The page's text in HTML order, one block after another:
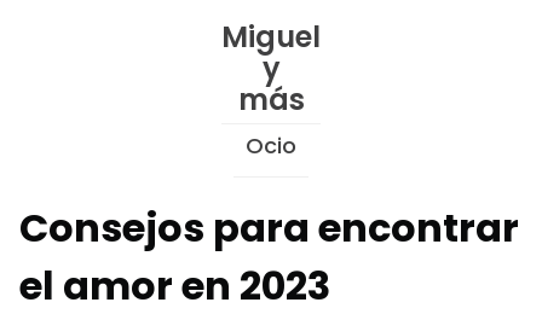
Skip
to
Content
Miguel
y
más
Ocio
Consejos para encontrar
el amor en 2023